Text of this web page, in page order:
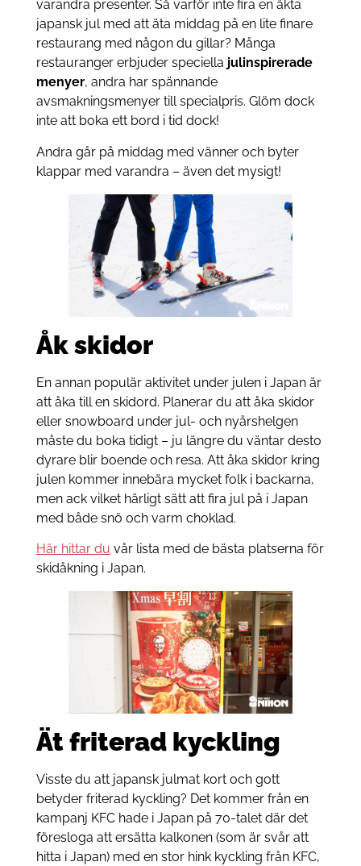
varandra presenter. Så varför inte fira en äkta
japansk jul med att äta middag på en lite finare
restaurang med någon du gillar? Många
restauranger erbjuder speciella julinspirerade
menyer, andra har spännande
avsmakningsmenyer till specialpris. Glöm dock
inte att boka ett bord i tid dock!
Andra går på middag med vänner och byter
klappar med varandra – även det mysigt!
Åk skidor
En annan populär aktivitet under julen i Japan är
att åka till en skidord. Planerar du att åka skidor
eller snowboard under jul- och nyårshelgen
måste du boka tidigt – ju längre du väntar desto
dyrare blir boende och resa. Att åka skidor kring
julen kommer innebära mycket folk i backarna,
men ack vilket härligt sätt att fira jul på i Japan
med både snö och varm choklad.
Här hittar du vår lista med de bästa platserna för
skidåkning i Japan.
Ät friterad kyckling
Visste du att japansk julmat kort och gott
betyder friterad kyckling? Det kommer från en
kampanj KFC hade i Japan på 70-talet där det
föresloga att ersätta kalkonen (som är svår att
hitta i Japan) med en stor hink kyckling från KFC,